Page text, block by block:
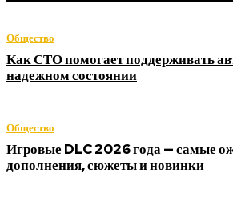
Общество
Как СТО помогает поддерживать
надежном состоянии
Общество
Игровые DLC 2026 года — самые
дополнения, сюжеты и новинки